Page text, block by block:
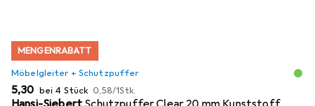
MENGENRABATT
Möbelgleiter + Schutzpuffer
EUR
5,30 bei 4 Stück EUR
0,58/1Stk.